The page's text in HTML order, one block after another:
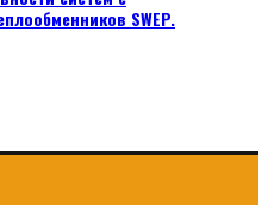
SWEP.